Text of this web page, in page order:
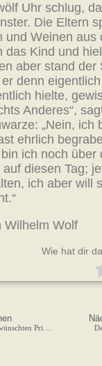
Uhr schlug,
Die Eltern
und Weinen aus
das Kind und
aber stand der
denn
hielte,
Anderes“,
„Nein, ich
ehrlich
ich noch über
diesen Tag;
ich aber will
Wilhelm Wolf
Wie hat dir